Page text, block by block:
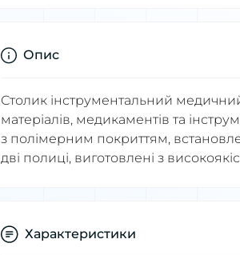
Опис
Столик інструментальний
матеріалів, медикаментів та
з полімерним покриттям,
дві полиці, виготовлені з
Характеристики